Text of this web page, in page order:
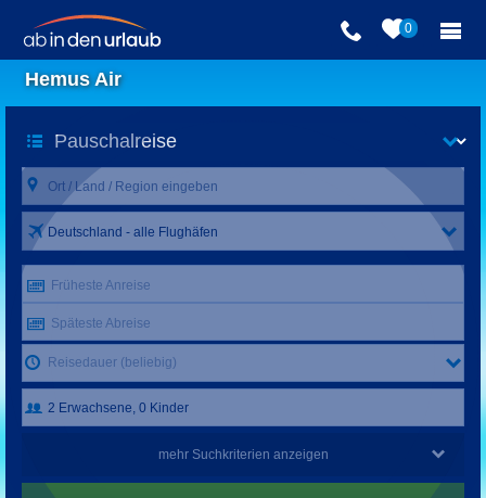
0
Hemus Air
Deutschland - alle Flughäfen
Früheste Anreise
Späteste Abreise
Reisedauer (beliebig)
mehr Suchkriterien anzeigen